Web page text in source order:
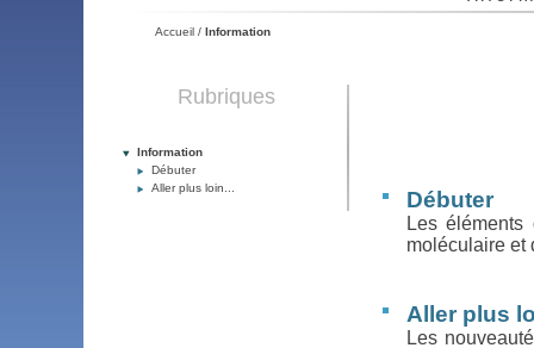
Accueil/ Information
Débuter
Les
moléculaire et
Aller plus
Les
Rubriques
Information
Débuter
Aller plus loin...